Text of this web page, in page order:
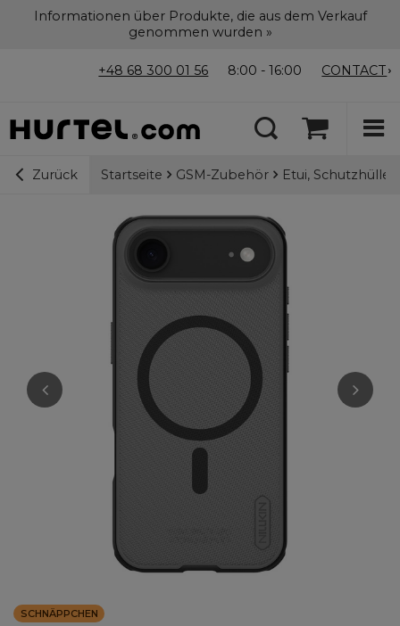
Informationen über Produkte, die aus dem Verkauf
genommen wurden »
+48 68 300 01 56 8:00 - 16:00 CONTACT
Zurück Startseite GSM-Zubehör Etui, Schutzhülle
SCHNÄPPCHEN